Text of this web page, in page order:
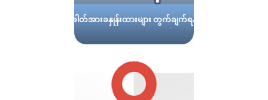
ဓါတ်အားခနှုန်းထားများ တွက်ချက်ရန်